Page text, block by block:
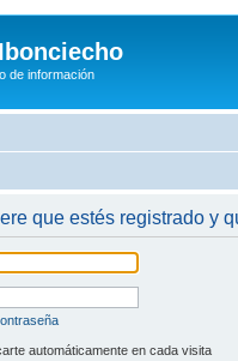
de información
que estés registrado y
automáticamente en cada visita